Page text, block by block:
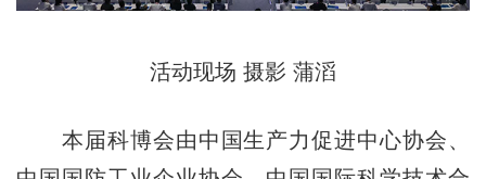
活动现场 摄影 蒲滔
本届科博会由中国生产力促进中心协会、